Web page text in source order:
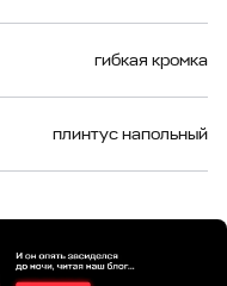
гибкая кромка
плинтус напольный